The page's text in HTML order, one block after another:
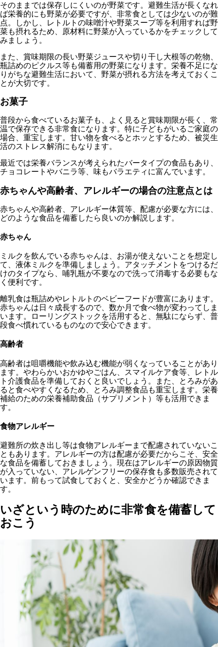
そのままでは保存しにくいのが野菜です。避難生活が長くなれ
ば栄養的にも野菜が必要ですが、非常食としては少ないのが難
点。しかし、レトルトの味噌汁や野菜スープ等を利用すれば野
菜も摂れるため、原材料に野菜が入っているかをチェックして
みましょう。
また、賞味期限の長い野菜ジュースや切り干し大根等の乾物、
瓶詰めのピクルス等も備蓄用の野菜になります。栄養不足にな
りがちな避難生活において、野菜が摂れる方法を考えておくこ
とが大切です。
お菓子
普段から食べているお菓子も、よく見ると賞味期限が長く、常
温で保存できる非常食になります。特に子どもがいるご家庭の
場合、重宝します。甘い物を食べるとホッとするため、被災生
活のストレス解消にもなります。
最近では栄養バランスが考えられたバータイプの食品もあり、
チョコレートやバニラ等、味もバラエティに富んでいます。
赤ちゃんや高齢者、アレルギーの場合の注意点とは
赤ちゃんや高齢者、アレルギー体質等、配慮が必要な方には、
どのような食品を備蓄したら良いのか解説します。
赤ちゃん
ミルクを飲んでいる赤ちゃんは、お湯が使えないことを想定し
て、液体ミルクを準備しましょう。アタッチメントをつけるだ
けのタイプなら、哺乳瓶が不要なので洗って消毒する必要もな
く便利です。
離乳食は瓶詰めやレトルトのベビーフードが豊富にあります。
赤ちゃんは日々成長するので、数か月で食べ物が変わってしま
います。ローリングストックを活用すると、無駄にならず、普
段食べ慣れているものなので安心できます。
高齢者
高齢者は咀嚼機能や飲み込む機能が弱くなっていることがあり
ます。やわらかいおかゆやごはん、スマイルケア食等、レトル
ト介護食品を準備しておくと良いでしょう。また、とろみがあ
ると食べやすくなるため、とろみ調整食品も重宝します。栄養
補給のための栄養補助食品（サプリメント）等も活用できま
す。
食物アレルギー
避難所の炊き出し等は食物アレルギーまで配慮されていないこ
ともあります。アレルギーの方は配慮が必要だからこそ、安全
な食品を備蓄しておきましょう。現在はアレルギーの原因物質
が入っていない、アレルゲンフリーの保存食も多数販売されて
います。前もって試食しておくと、安全かどうか確認できま
す。
いざという時のために非常食を備蓄して
おこう